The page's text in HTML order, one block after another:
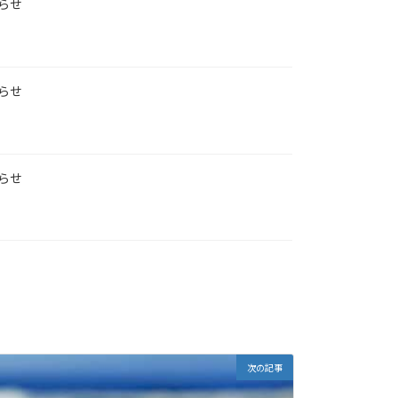
せ
せ
せ
次の記事